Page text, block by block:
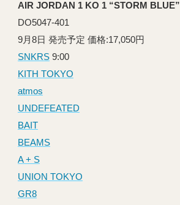
AIR JORDAN 1 KO 1 “STORM BLUE”
DO5047-401
9月8日 発売予定 価格:17,050円
SNKRS9:00
KITH TOKYO
atmos
UNDEFEATED
BAIT
BEAMS
A + S
UNION TOKYO
GR8